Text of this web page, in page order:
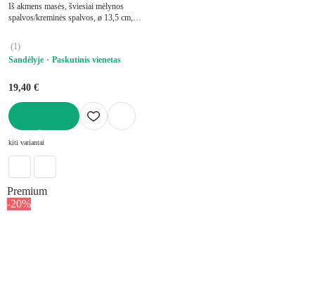
Iš akmens masės, šviesiai mėlynos
spalvos/kreminės spalvos, ø 13,5 cm,
(1)
Sandėlyje
Paskutinis vienetas
19,40 €
kiti variantai
Premium
-20%